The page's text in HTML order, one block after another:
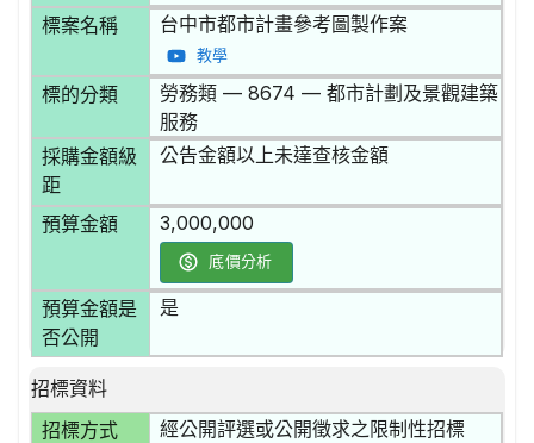
標案名稱 台中市都市計畫參考圖製作案
教學
標的分類
勞務類 — 8674 — 都市計劃及景觀建築
服務
採購金額級
距
公告金額以上未達查核金額
預算金額 3,000,000
底價分析
預算金額是
否公開
是
招標資料
招標方式
經公開評選或公開徵求之限制性招標